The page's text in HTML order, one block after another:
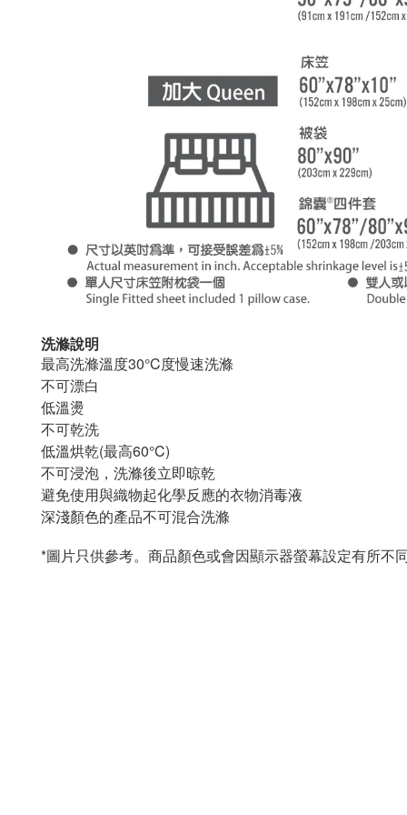
洗滌說明
最高洗滌溫度30°C度慢速洗滌
不可漂白
低溫燙
不可乾洗
低溫烘乾(最高60°C)
不可浸泡，洗滌後立即晾乾
避免使用與織物起化學反應的衣物消毒液
深淺顏色的產品不可混合洗滌
*圖片只供參考。商品顏色或會因顯示器螢幕設定有所